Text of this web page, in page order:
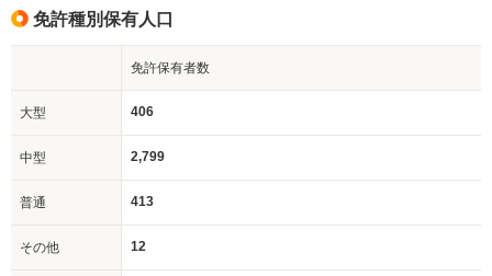
免許種別保有人口
免許保有者数
大型 406
中型 2,799
普通 413
その他 12